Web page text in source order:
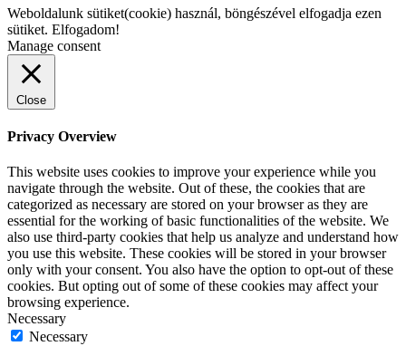
Weboldalunk sütiket(cookie) használ, böngészével elfogadja ezen
sütiket. Elfogadom!
Manage consent
Close
Privacy Overview
This website uses cookies to improve your experience while you
navigate through the website. Out of these, the cookies that are
categorized as necessary are stored on your browser as they are
essential for the working of basic functionalities of the website. We
also use third-party cookies that help us analyze and understand how
you use this website. These cookies will be stored in your browser
only with your consent. You also have the option to opt-out of these
cookies. But opting out of some of these cookies may affect your
browsing experience.
Necessary
Necessary